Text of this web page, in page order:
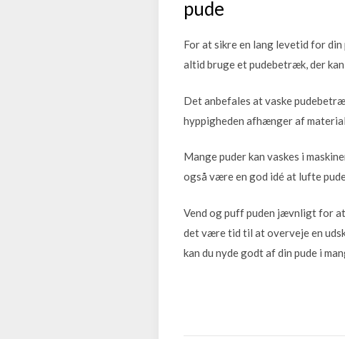
pude
For at sikre en lang levetid for
altid bruge et pudebetræk, der
Det anbefales at vaske
hyppigheden afhænger af
Mange puder kan vaskes i
også være en god idé at lufte
Vend og puff puden jævnligt for
det være tid til at overveje en
kan du nyde godt af din pude i